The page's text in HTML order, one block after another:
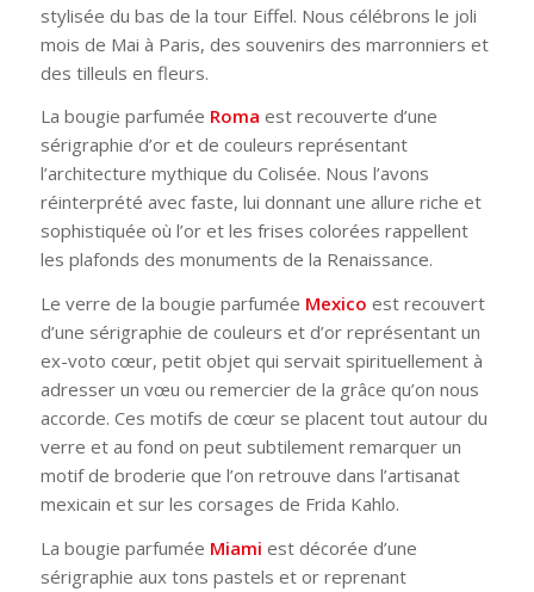
stylisée du bas de la tour Eiffel. Nous célébrons le joli
mois de Mai à Paris, des souvenirs des marronniers et
des tilleuls en fleurs.
La bougie parfumée Roma est recouverte d’une
sérigraphie d’or et de couleurs représentant
l’architecture mythique du Colisée. Nous l’avons
réinterprété avec faste, lui donnant une allure riche et
sophistiquée où l’or et les frises colorées rappellent
les plafonds des monuments de la Renaissance.
Le verre de la bougie parfumée Mexico est recouvert
d’une sérigraphie de couleurs et d’or représentant un
ex-voto cœur, petit objet qui servait spirituellement à
adresser un vœu ou remercier de la grâce qu’on nous
accorde. Ces motifs de cœur se placent tout autour du
verre et au fond on peut subtilement remarquer un
motif de broderie que l’on retrouve dans l’artisanat
mexicain et sur les corsages de Frida Kahlo.
La bougie parfumée Miami est décorée d’une
sérigraphie aux tons pastels et or reprenant